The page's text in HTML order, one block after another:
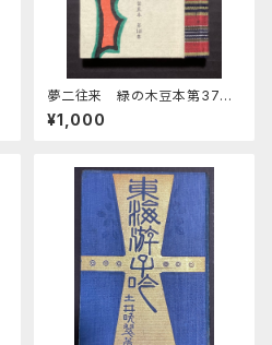
夢二往来 緑の木豆本第37期
第148集
¥1,000